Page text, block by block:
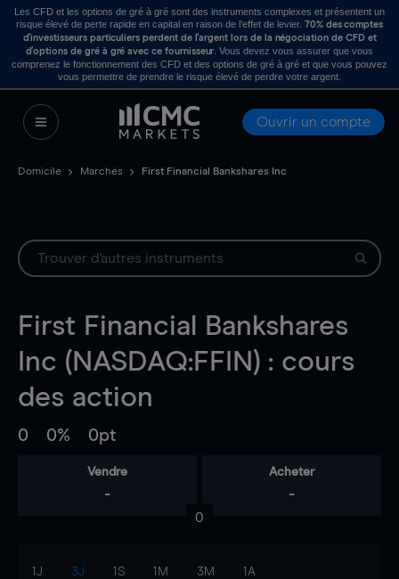
Les CFD et les options de gré à gré sont des instruments complexes et présentent un
risque élevé de perte rapide en capital en raison de l’effet de levier. 70% des comptes
d’investisseurs particuliers perdent de l’argent lors de la négociation de CFD et
d’options de gré à gré avec ce fournisseur . Vous devez vous assurer que vous
comprenez le fonctionnement des CFD et des options de gré à gré et que vous pouvez
vous permettre de prendre le risque élevé de perdre votre argent.
Ouvrir un compte
Domicile Marchés First Financial Bankshares Inc
First Financial Bankshares
Inc (NASDAQ:FFIN) : cours
des action
0 0% 0pt
Vendre
-
Acheter
-
0
1J 3J 1S 1M 3M 1A